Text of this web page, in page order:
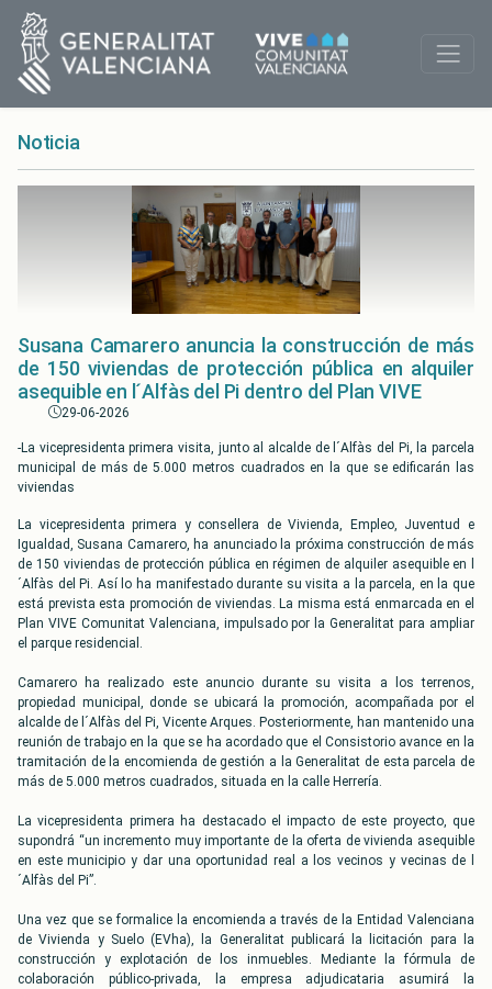
Noticia
Susana Camarero anuncia la construcción de más
de 150 viviendas de protección pública en alquiler
asequible en l´Alfàs del Pi dentro del Plan VIVE
29-06-2026
-La vicepresidenta primera visita, junto al alcalde de l´Alfàs del Pi, la parcela
municipal de más de 5.000 metros cuadrados en la que se edificarán las
viviendas
La vicepresidenta primera y consellera de Vivienda, Empleo, Juventud e
Igualdad, Susana Camarero, ha anunciado la próxima construcción de más
de 150 viviendas de protección pública en régimen de alquiler asequible en l
´Alfàs del Pi. Así lo ha manifestado durante su visita a la parcela, en la que
está prevista esta promoción de viviendas. La misma está enmarcada en el
Plan VIVE Comunitat Valenciana, impulsado por la Generalitat para ampliar
el parque residencial.
Camarero ha realizado este anuncio durante su visita a los terrenos,
propiedad municipal, donde se ubicará la promoción, acompañada por el
alcalde de l´Alfàs del Pi, Vicente Arques. Posteriormente, han mantenido una
reunión de trabajo en la que se ha acordado que el Consistorio avance en la
tramitación de la encomienda de gestión a la Generalitat de esta parcela de
más de 5.000 metros cuadrados, situada en la calle Herrería.
La vicepresidenta primera ha destacado el impacto de este proyecto, que
supondrá “un incremento muy importante de la oferta de vivienda asequible
en este municipio y dar una oportunidad real a los vecinos y vecinas de l
´Alfàs del Pi”.
Una vez que se formalice la encomienda a través de la Entidad Valenciana
de Vivienda y Suelo (EVha), la Generalitat publicará la licitación para la
construcción y explotación de los inmuebles. Mediante la fórmula de
colaboración público-privada, la empresa adjudicataria asumirá la